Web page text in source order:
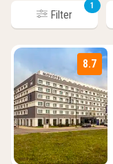
Filter
1
8.7